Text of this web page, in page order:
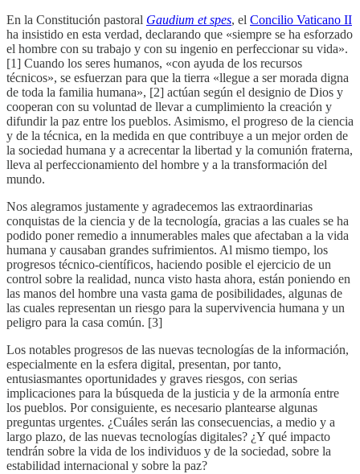
En la Constitución pastoral Gaudium et spes, el Concilio Vaticano II
ha insistido en esta verdad, declarando que «siempre se ha esforzado
el hombre con su trabajo y con su ingenio en perfeccionar su vida».
[1] Cuando los seres humanos, «con ayuda de los recursos
técnicos», se esfuerzan para que la tierra «llegue a ser morada digna
de toda la familia humana», [2] actúan según el designio de Dios y
cooperan con su voluntad de llevar a cumplimiento la creación y
difundir la paz entre los pueblos. Asimismo, el progreso de la ciencia
y de la técnica, en la medida en que contribuye a un mejor orden de
la sociedad humana y a acrecentar la libertad y la comunión fraterna,
lleva al perfeccionamiento del hombre y a la transformación del
mundo.
Nos alegramos justamente y agradecemos las extraordinarias
conquistas de la ciencia y de la tecnología, gracias a las cuales se ha
podido poner remedio a innumerables males que afectaban a la vida
humana y causaban grandes sufrimientos. Al mismo tiempo, los
progresos técnico-científicos, haciendo posible el ejercicio de un
control sobre la realidad, nunca visto hasta ahora, están poniendo en
las manos del hombre una vasta gama de posibilidades, algunas de
las cuales representan un riesgo para la supervivencia humana y un
peligro para la casa común. [3]
Los notables progresos de las nuevas tecnologías de la información,
especialmente en la esfera digital, presentan, por tanto,
entusiasmantes oportunidades y graves riesgos, con serias
implicaciones para la búsqueda de la justicia y de la armonía entre
los pueblos. Por consiguiente, es necesario plantearse algunas
preguntas urgentes. ¿Cuáles serán las consecuencias, a medio y a
largo plazo, de las nuevas tecnologías digitales? ¿Y qué impacto
tendrán sobre la vida de los individuos y de la sociedad, sobre la
estabilidad internacional y sobre la paz?